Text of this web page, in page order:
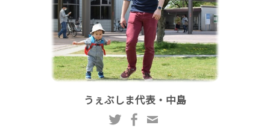
うぇぶしま代表・中島